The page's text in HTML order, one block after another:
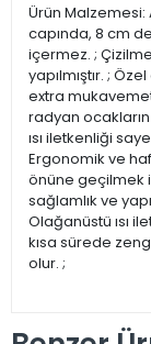
Ürün Malzemesi:
capında, 8 cm
içermez. ;
yapılmıştır. ;
extra
radyan
ısı iletkenliği
Ergonomik ve
önüne geçilmek
sağlamlık ve
Olağanüstü ısı
kısa sürede
olur. ;